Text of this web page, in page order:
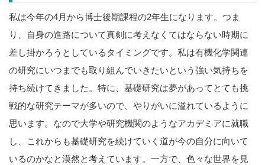
私は今年の4月から博士後期課程の2年生になります。つま
り、自身の進路について真剣に考えなくてはならない時期に
差し掛かろうとしているタイミングです。私は有機化学関連
の研究にいつまでも取り組んでいきたいという強い気持ちを
持ち続けてきました。特に、基礎研究は夢があってとても挑
戦的な研究テーマが多いので、やりがいに溢れているように
思います。なので大学や研究機関のようなアカデミアに就職
し、これからも基礎研究を続けていく道が今の自分に向いて
いるのかなと漠然と考えています。一方で、色々な世界を見